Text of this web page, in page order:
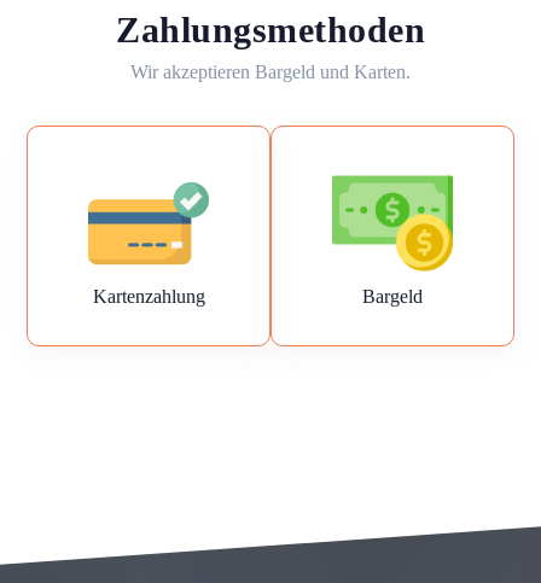
Zahlungsmethoden
Wir akzeptieren Bargeld und Karten.
Kartenzahlung Bargeld